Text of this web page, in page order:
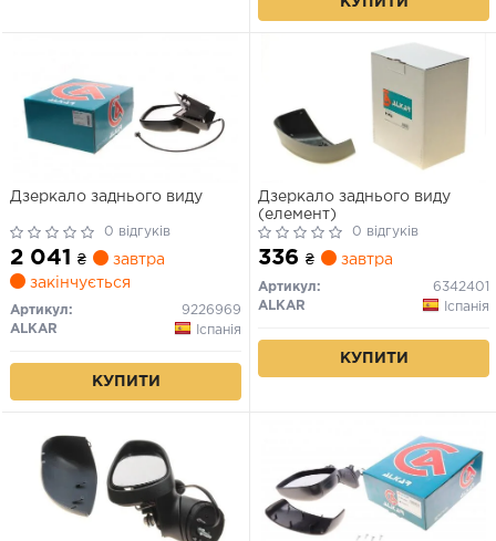
КУПИТИ
Дзеркало заднього виду
0 відгуків
2 041 ₴
завтра
закінчується
Артикул:
9226969
ALKAR
Іспанія
КУПИТИ
Дзеркало заднього виду
(елемент)
0 відгуків
336 ₴ завтра
Артикул:
6342401
ALKAR
Іспанія
КУПИТИ